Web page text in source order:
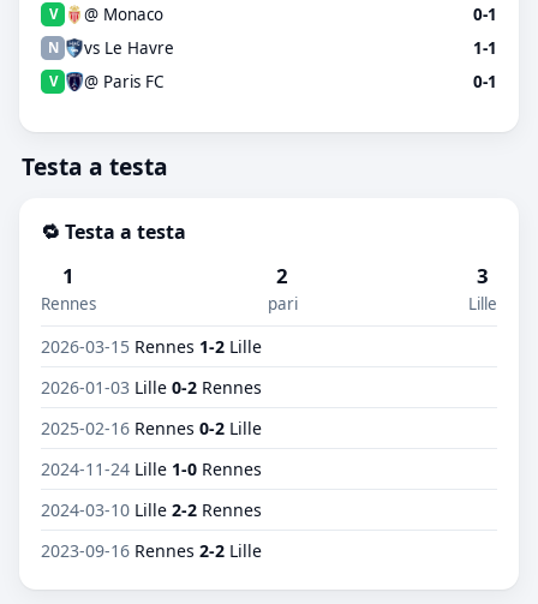
V @ Monaco 0-1
N vs Le Havre 1-1
V @ Paris FC 0-1
Testa a testa
🔁 Testa a testa
1
Rennes
2
pari
3
Lille
2026-03-15 Rennes 1-2 Lille
2026-01-03 Lille 0-2 Rennes
2025-02-16 Rennes 0-2 Lille
2024-11-24 Lille 1-0 Rennes
2024-03-10 Lille 2-2 Rennes
2023-09-16 Rennes 2-2 Lille